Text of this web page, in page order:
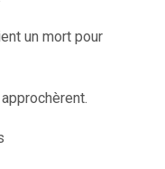
un mort pour